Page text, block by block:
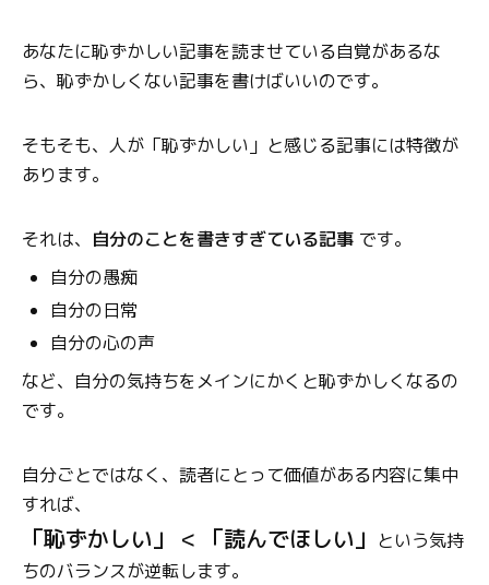
あなたに恥ずかしい記事を読ませている自覚があるな
ら、恥ずかしくない記事を書けばいいのです。
そもそも、人が「恥ずかしい」と感じる記事には特徴が
あります。
それは、 自分のことを書きすぎている記事 です。
自分の愚痴
自分の日常
自分の心の声
など、自分の気持ちをメインにかくと恥ずかしくなるの
です。
自分ごとではなく、読者にとって価値がある内容に集中
すれば、
「恥ずかしい」 < 「読んでほしい」 という気持
ちのバランスが逆転します。